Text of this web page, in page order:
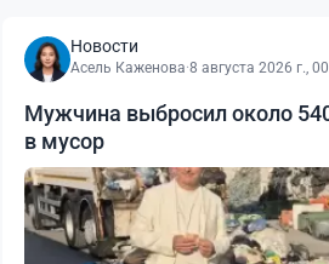
Новости
Асель Каженова·8 августа 2026 г.,
Мужчина выбросил около
в мусор